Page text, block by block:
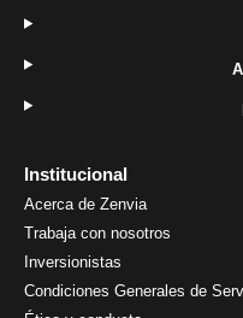
Institucional
Acerca de Zenvia
Trabaja con nosotros
Inversionistas
Condiciones Generales de